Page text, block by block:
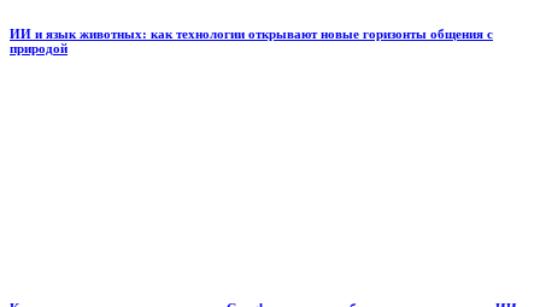
ИИ и язык животных: как технологии открывают новые горизонты общения с
природой